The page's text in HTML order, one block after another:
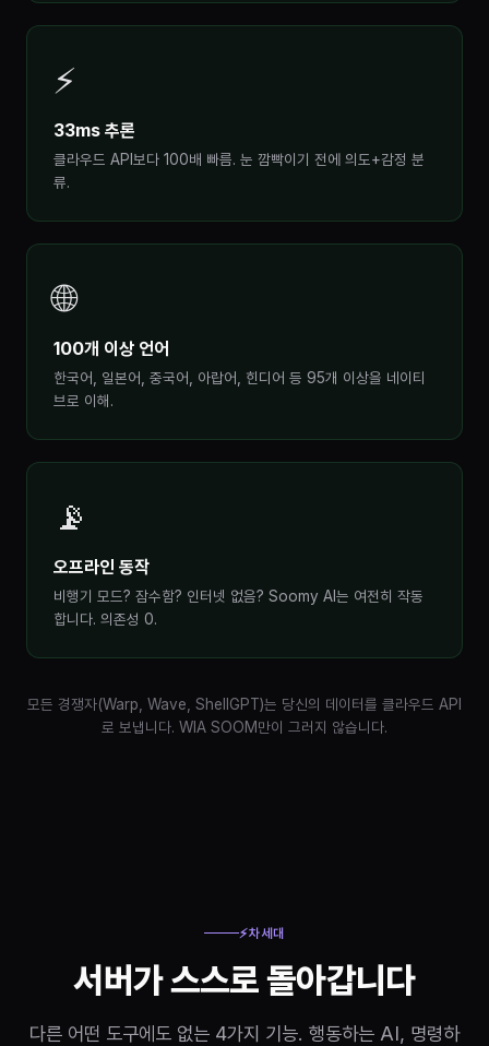
⚡
33ms 추론
클라우드 API보다 100배 빠름. 눈 깜빡이기 전에 의도+감정 분
류.
🌐
100개 이상 언어
한국어, 일본어, 중국어, 아랍어, 힌디어 등 95개 이상을 네이티
브로 이해.
📡
오프라인 동작
비행기 모드? 잠수함? 인터넷 없음? Soomy AI는 여전히 작동
합니다. 의존성 0.
모든 경쟁자(Warp, Wave, ShellGPT)는 당신의 데이터를 클라우드 API
로 보냅니다. WIA SOOM만이 그러지 않습니다.
⚡차세대
서버가 스스로 돌아갑니다
다른 어떤 도구에도 없는 4가지 기능. 행동하는 AI, 명령하